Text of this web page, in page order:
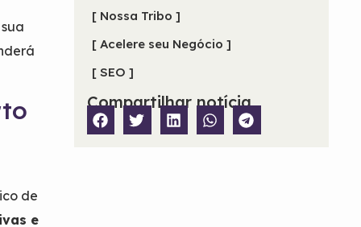
de
e
[ Nossa Tribo ]
[ Acelere seu Negócio ]
[ SEO ]
Compartilhar notícia